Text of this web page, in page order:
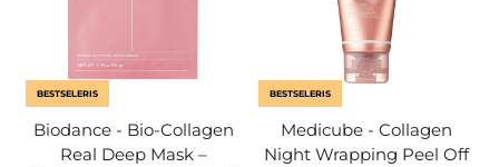
BESTSELERIS
Biodance - Bio-Collagen
Real Deep Mask –
BESTSELERIS
Medicube - Collagen
Night Wrapping Peel Off